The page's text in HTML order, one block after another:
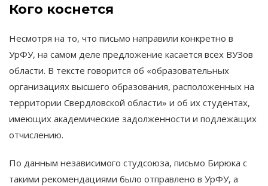
Кого коснется
Несмотря на то, что письмо направили конкретно в
УрФУ, на самом деле предложение касается всех ВУЗов
области. В тексте говорится об «образовательных
организациях высшего образования, расположенных на
территории Свердловской области» и об их студентах,
имеющих академические задолженности и подлежащих
отчислению.
По данным независимого студсоюза, письмо Бирюка с
такими рекомендациями было отправлено в УрФУ, а